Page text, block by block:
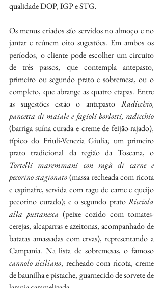
qualidade DOP, IGP e STG.
Os menus criados são servidos no almoço e no
jantar e reúnem oito sugestões. Em ambos os
períodos, o cliente pode escolher um circuito
de três passos, que contempla antepasto,
primeiro ou segundo prato e sobremesa, ou o
completo, que abrange as quatro etapas. Entre
as sugestões estão o antepasto Radicchio,
pancetta di maiale e fagioli borlotti, radicchio
(barriga suína curada e creme de feijão-rajado),
típico do Friuli-Venezia Giulia; um primeiro
Tortelli maremmani con ragù di carne e
pecorino stagionato (massa recheada com ricota
e espinafre, servida com ragu de carne e queijo
pecorino curado); e o segundo prato Ricciola
alla puttanesca (peixe cozido com tomates-
cerejas, alcaparras e azeitonas, acompanhado de
batatas amassadas com ervas), representando a
cannolo siciliano, recheado com ricota, creme
de baunilha e pistache, guarnecido de sorvete de